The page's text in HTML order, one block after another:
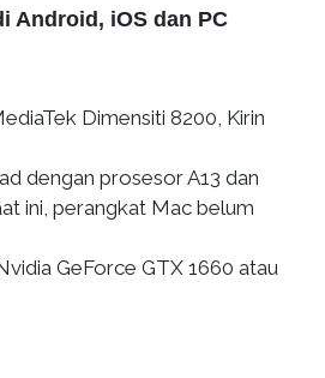
Android, iOS dan PC
Dimensiti 8200, Kirin
dengan prosesor A13 dan
ini, perangkat Mac belum
GeForce GTX 1660 atau